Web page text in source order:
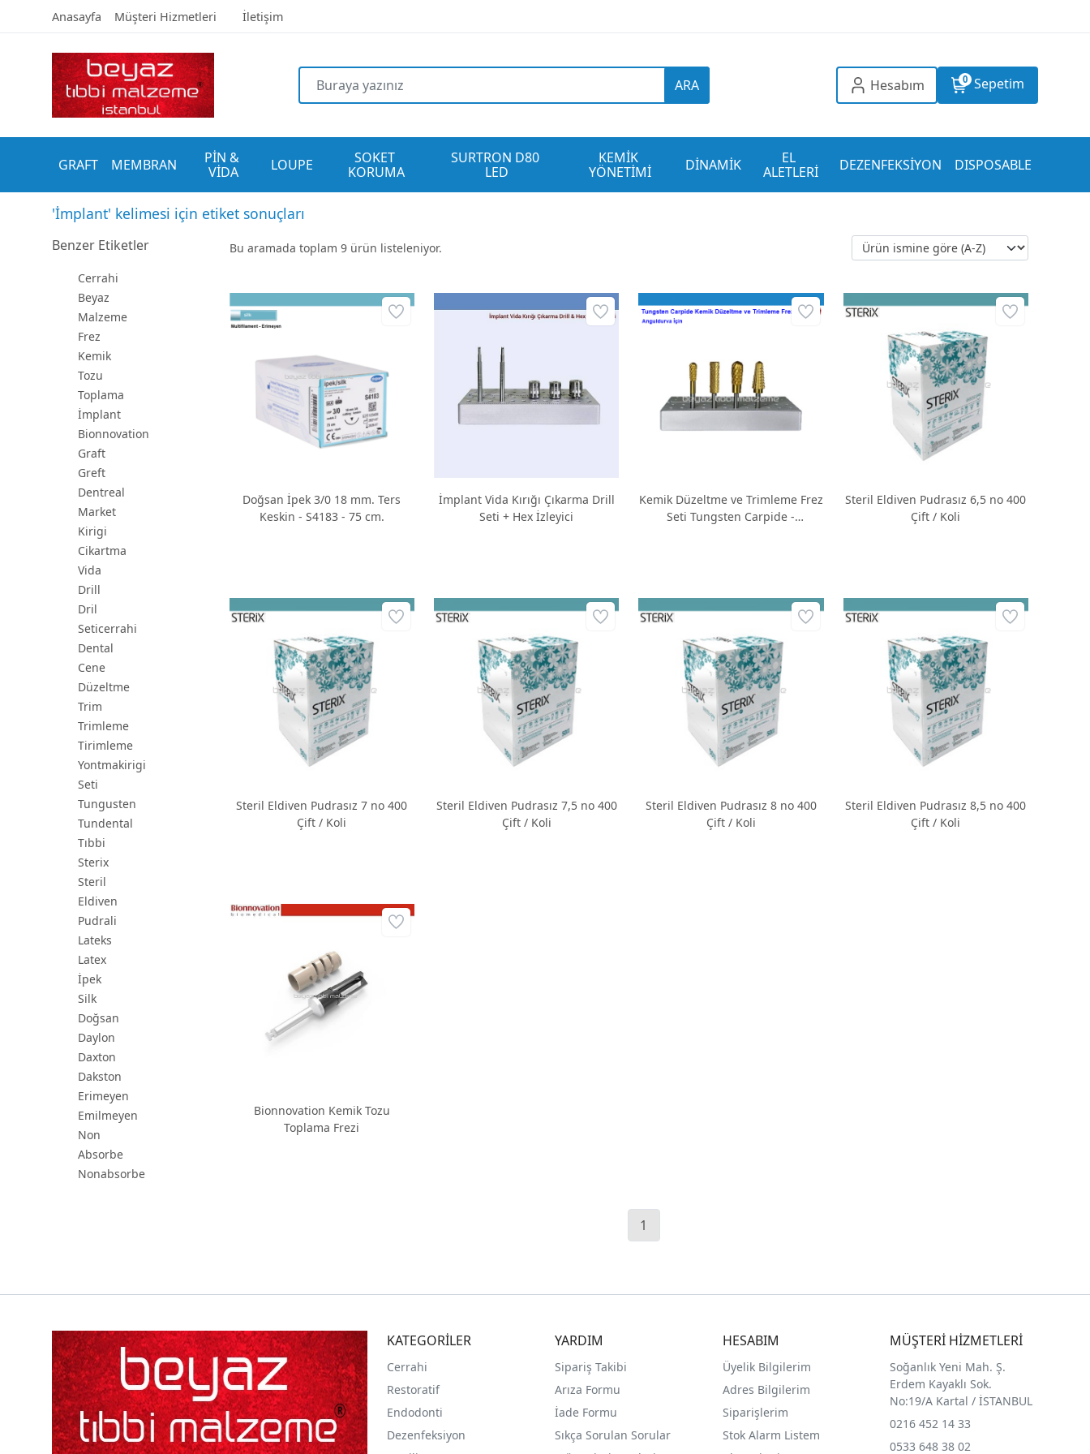
Anasayfa Müşteri Hizmetleri İletişim
ARA Hesabım 0 Sepetim
GRAFT MEMBRAN
PİN &
VİDA
LOUPE
SOKET
KORUMA
SURTRON D80
LED
KEMİK
YÖNETİMİ
DİNAMİK
EL
ALETLERİ
DEZENFEKSİYON DISPOSABLE
'İmplant' kelimesi için etiket sonuçları
Benzer Etiketler
Cerrahi
Beyaz
Malzeme
Frez
Kemik
Tozu
Toplama
İmplant
Bionnovation
Graft
Greft
Dentreal
Market
Kirigi
Cikartma
Vida
Drill
Dril
Seticerrahi
Dental
Cene
Düzeltme
Trim
Trimleme
Tirimleme
Yontmakirigi
Seti
Tungusten
Tundental
Tıbbi
Sterix
Steril
Eldiven
Pudrali
Lateks
Latex
İpek
Silk
Doğsan
Daylon
Daxton
Dakston
Erimeyen
Emilmeyen
Non
Absorbe
Nonabsorbe
Bu aramada toplam 9ürün listeleniyor.
Doğsan İpek 3/0 18 mm. Ters
Keskin - S4183 - 75 cm.
İmplant Vida Kırığı Çıkarma Drill
Seti + Hex İzleyici
Kemik Düzeltme ve Trimleme Frez
Seti Tungsten Carpide -
Steril Eldiven Pudrasız 6,5 no 400
Çift / Koli
Steril Eldiven Pudrasız 7 no 400
Çift / Koli
Steril Eldiven Pudrasız 7,5 no 400
Çift / Koli
Steril Eldiven Pudrasız 8 no 400
Çift / Koli
Steril Eldiven Pudrasız 8,5 no 400
Çift / Koli
Bionnovation Kemik Tozu
Toplama Frezi
1
KATEGORİLER
Cerrahi
Restoratif
Endodonti
Dezenfeksiyon
YARDIM
Sipariş Takibi
Arıza Formu
İade Formu
Sıkça Sorulan Sorular
HESABIM
Üyelik Bilgilerim
Adres Bilgilerim
Siparişlerim
Stok Alarm Listem
MÜŞTERİ HİZMETLERİ
Soğanlık Yeni Mah. Ş.
Erdem Kayaklı Sok.
No:19/A Kartal / İSTANBUL
0216 452 14 33
0533 648 38 02